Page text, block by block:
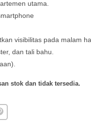
utama.
visibilitas pada malam
dan tali bahu.
stok dan tidak tersedia.